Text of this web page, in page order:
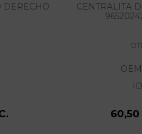
DERECHO
CENTRALITA
60,50